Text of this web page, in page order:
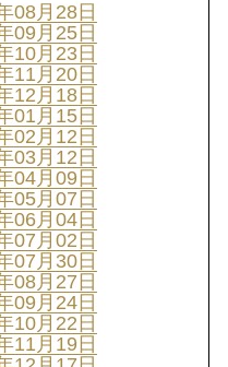
08月28日
09月25日
10月23日
11月20日
12月18日
01月15日
02月12日
03月12日
04月09日
05月07日
06月04日
07月02日
07月30日
08月27日
09月24日
10月22日
11月19日